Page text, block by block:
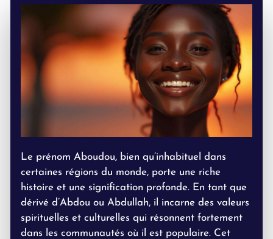
Le prénom Aboudou, bien qu’inhabituel dans
certaines régions du monde, porte une riche
histoire et une signification profonde. En tant que
dérivé d’Abdou ou Abdullah, il incarne des valeurs
spirituelles et culturelles qui résonnent fortement
dans les communautés où il est populaire. Cet